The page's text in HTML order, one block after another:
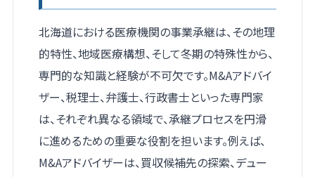
北海道における医療機関の事業承継は、その地理
的特性、地域医療構想、そして冬期の特殊性から、
専門的な知識と経験が不可欠です。M&Aアドバイ
ザー、税理士、弁護士、行政書士といった専門家
は、それぞれ異なる領域で、承継プロセスを円滑
に進めるための重要な役割を担います。例えば、
M&Aアドバイザーは、買収候補先の探索、デュー